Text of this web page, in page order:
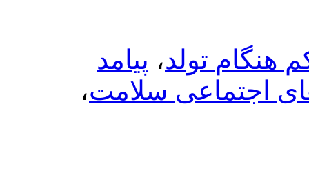
،پیامد
سلامت،